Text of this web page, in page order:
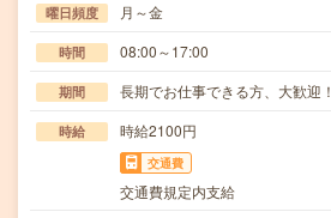
曜日頻度 月～金
時間 08:00～17:00
期間 長期でお仕事できる方、大歓迎！
時給 時給2100円
交通費
交通費規定内支給